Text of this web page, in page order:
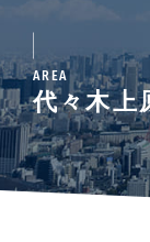
AREA
代々木上